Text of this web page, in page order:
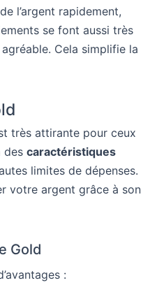
l’argent rapidement,
se font aussi très
Cela simplifie la
très attirante pour ceux
des caractéristiques
limites de dépenses.
votre argent grâce à son
Gold
: